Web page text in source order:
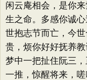
闲云庵相会，是你
生之命。多感你诚
世抱志节而亡，今
贵，烦你好好抚养
梦中一把扯住阮三
一推，惊醒将来，